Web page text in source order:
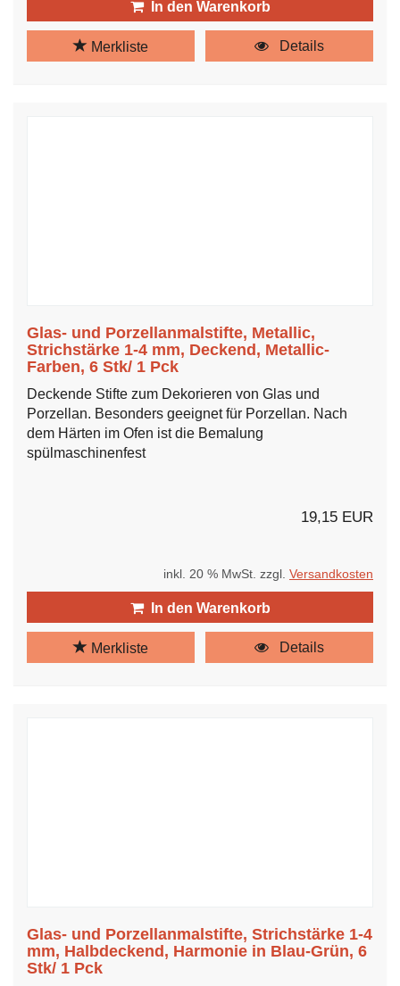
In den Warenkorb
Merkliste Details
Glas- und Porzellanmalstifte, Metallic,
Strichstärke 1-4 mm, Deckend, Metallic-
Farben, 6 Stk/ 1 Pck
Deckende Stifte zum Dekorieren von Glas und
Porzellan. Besonders geeignet für Porzellan. Nach
dem Härten im Ofen ist die Bemalung
spülmaschinenfest
19,15 EUR
inkl. 20 % MwSt. zzgl. Versandkosten
In den Warenkorb
Merkliste Details
Glas- und Porzellanmalstifte, Strichstärke 1-4
mm, Halbdeckend, Harmonie in Blau-Grün, 6
Stk/ 1 Pck